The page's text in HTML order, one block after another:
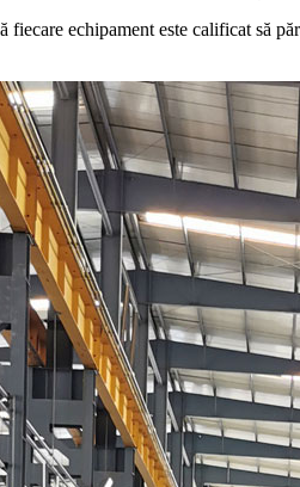
echipament este calificat să